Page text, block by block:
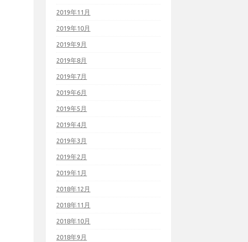
2019年11月
2019年10月
2019年9月
2019年8月
2019年7月
2019年6月
2019年5月
2019年4月
2019年3月
2019年2月
2019年1月
2018年12月
2018年11月
2018年10月
2018年9月